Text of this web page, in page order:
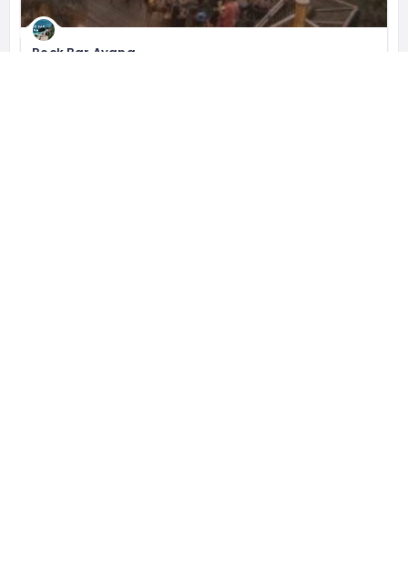
Rock Bar Ayana